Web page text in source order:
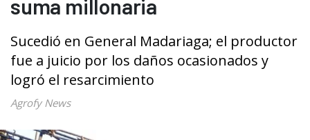
suma millonaria
Sucedió en General Madariaga; el productor
fue a juicio por los daños ocasionados y
logró el resarcimiento
Agrofy News